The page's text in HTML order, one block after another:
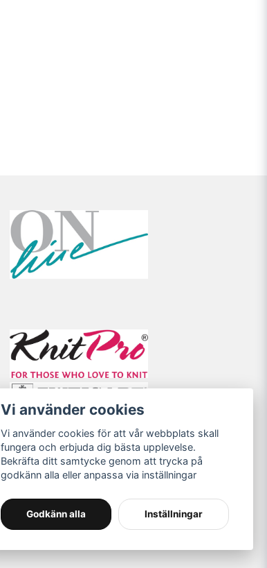
Vi använder cookies
Vi använder cookies för att vår webbplats skall
fungera och erbjuda dig bästa upplevelse.
Bekräfta ditt samtycke genom att trycka på
godkänn alla eller anpassa via inställningar
Godkänn alla Inställningar